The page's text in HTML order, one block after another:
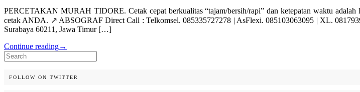
PERCETAKAN MURAH TIDORE. Cetak cepat berkualitas “tajam/bersih/rapi” dan ketepatan waktu
cetak ANDA. ↗️ ABSOGRAF Direct Call : Telkomsel. 085335727278 | AsFlexi. 085103063095 | XL.
Surabaya 60211, Jawa Timur […]
Continue reading→
Search
for:
FOLLOW ON TWITTER